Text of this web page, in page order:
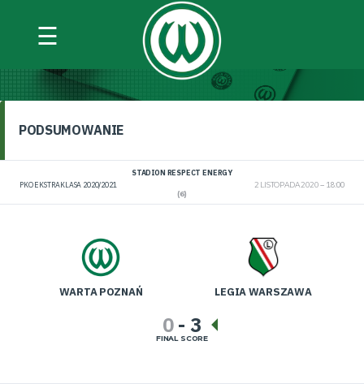
☰
WARTA POZNAŃ VS LEGIA WARSZAWA
PODSUMOWANIE
PKO EKSTRAKLASA 2020/2021
STADION RESPECT ENERGY
2 LISTOPADA 2020
18:00
(6)
WARTA POZNAŃ LEGIA WARSZAWA
0- 3
FINAL SCORE